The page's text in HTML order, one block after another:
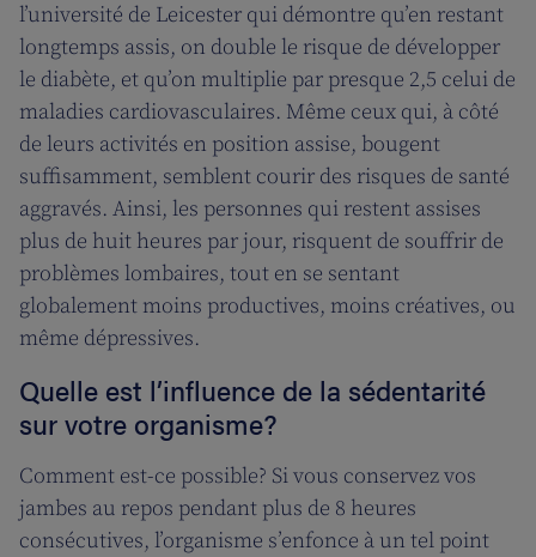
l’université de Leicester qui démontre qu’en restant
longtemps assis, on double le risque de développer
le diabète, et qu’on multiplie par presque 2,5 celui de
maladies cardiovasculaires. Même ceux qui, à côté
de leurs activités en position assise, bougent
suffisamment, semblent courir des risques de santé
aggravés. Ainsi, les personnes qui restent assises
plus de huit heures par jour, risquent de souffrir de
problèmes lombaires, tout en se sentant
globalement moins productives, moins créatives, ou
même dépressives.
Quelle est l’influence de la sédentarité
sur votre organisme?
Comment est-ce possible? Si vous conservez vos
jambes au repos pendant plus de 8 heures
consécutives, l’organisme s’enfonce à un tel point